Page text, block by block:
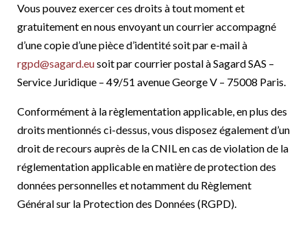
Vous pouvez exercer ces droits à tout moment et
gratuitement en nous envoyant un courrier accompagné
d’une copie d’une pièce d’identité soit par e-mail à
rgpd@sagard.eusoit par courrier postal à Sagard SAS –
Service Juridique – 49/51 avenue George V – 75008 Paris.
Conformément à la règlementation applicable, en plus des
droits mentionnés ci-dessus, vous disposez également d’un
droit de recours auprès de la CNIL en cas de violation de la
réglementation applicable en matière de protection des
données personnelles et notamment du Règlement
Général sur la Protection des Données (RGPD).